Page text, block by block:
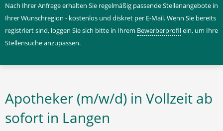
Nach Ihrer Anfrage erhalten Sie regelmäßig passende Stellenangebote in
Ihrer Wunschregion - kostenlos und diskret per E-Mail. Wenn Sie bereits
registriert sind, loggen Sie sich bitte in Ihrem Bewerberprofilein, um Ihre
Stellensuche anzupassen.
Apotheker (m/w/d) in Vollzeit ab
sofort in Langen